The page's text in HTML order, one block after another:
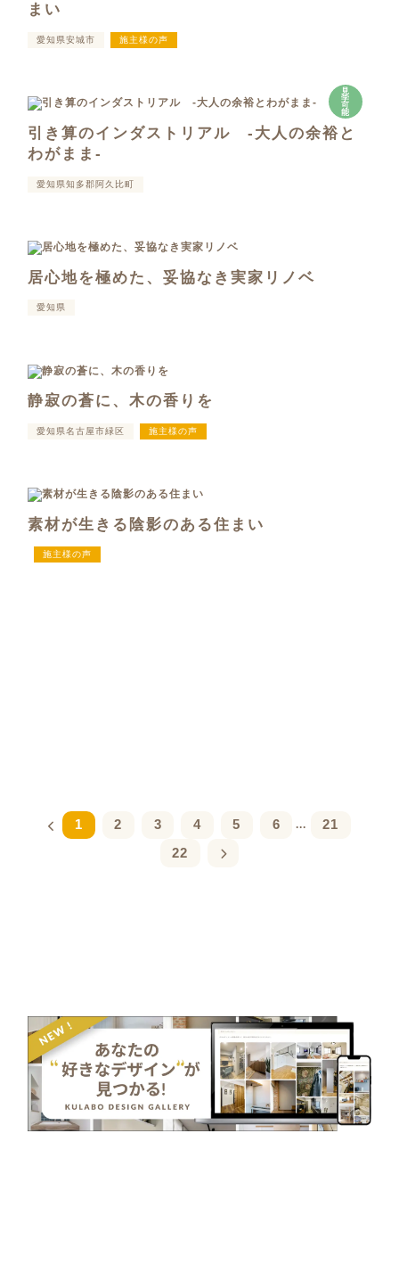
まい
愛知県安城市 施主様の声
見
学
可
能
引き算のインダストリアル -大人の余裕と
わがまま-
愛知県知多郡阿久比町
居心地を極めた、妥協なき実家リノベ
愛知県
静寂の蒼に、木の香りを
愛知県名古屋市緑区 施主様の声
素材が生きる陰影のある住まい
施主様の声
1 2 3 4 5 6 ...
21
22